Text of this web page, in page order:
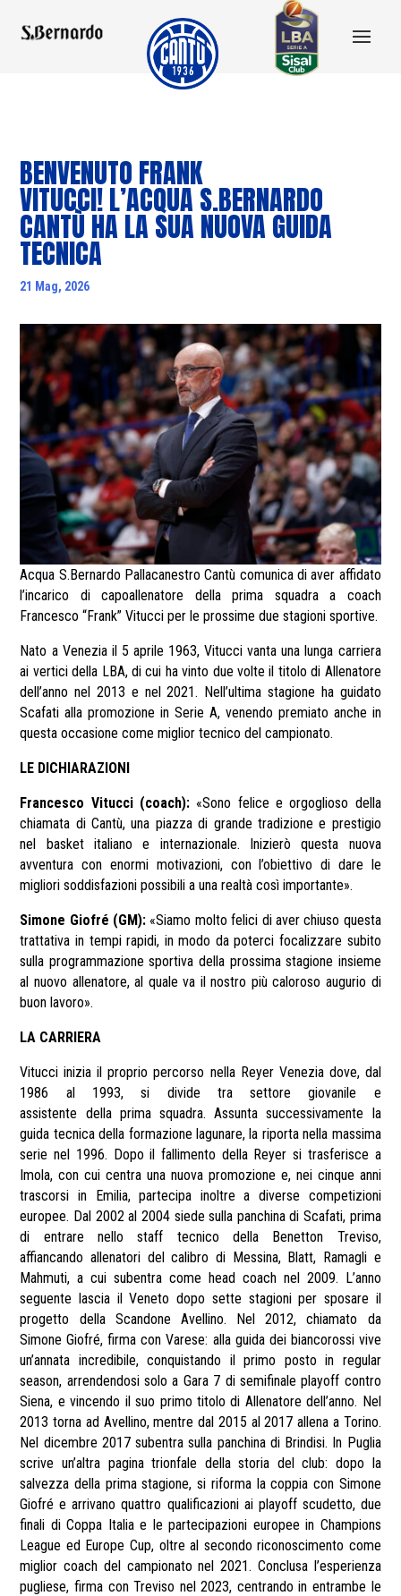
BENVENUTO FRANK
VITUCCI! L’ACQUA S.BERNARDO
CANTÙ HA LA SUA NUOVA GUIDA
TECNICA
21 Mag, 2026
Acqua S.Bernardo Pallacanestro Cantù comunica di aver affidato
l’incarico di capoallenatore della prima squadra a coach
Francesco “Frank” Vitucci per le prossime due stagioni sportive.
Nato a Venezia il 5 aprile 1963, Vitucci vanta una lunga carriera
ai vertici della LBA, di cui ha vinto due volte il titolo di Allenatore
dell’anno nel 2013 e nel 2021. Nell’ultima stagione ha guidato
Scafati alla promozione in Serie A, venendo premiato anche in
questa occasione come miglior tecnico del campionato.
LE DICHIARAZIONI
Francesco Vitucci (coach): «Sono felice e orgoglioso della
chiamata di Cantù, una piazza di grande tradizione e prestigio
nel basket italiano e internazionale. Inizierò questa nuova
avventura con enormi motivazioni, con l’obiettivo di dare le
migliori soddisfazioni possibili a una realtà così importante».
Simone Giofré (GM): «Siamo molto felici di aver chiuso questa
trattativa in tempi rapidi, in modo da poterci focalizzare subito
sulla programmazione sportiva della prossima stagione insieme
al nuovo allenatore, al quale va il nostro più caloroso augurio di
buon lavoro».
LA CARRIERA
Vitucci inizia il proprio percorso nella Reyer Venezia dove, dal
1986 al 1993, si divide tra settore giovanile e
assistente della prima squadra. Assunta successivamente la
guida tecnica della formazione lagunare, la riporta nella massima
serie nel 1996. Dopo il fallimento della Reyer si trasferisce a
Imola, con cui centra una nuova promozione e, nei cinque anni
trascorsi in Emilia, partecipa inoltre a diverse competizioni
europee. Dal 2002 al 2004 siede sulla panchina di Scafati, prima
di entrare nello staff tecnico della Benetton Treviso,
affiancando allenatori del calibro di Messina, Blatt, Ramagli e
Mahmuti, a cui subentra come head coach nel 2009. L’anno
seguente lascia il Veneto dopo sette stagioni per sposare il
progetto della Scandone Avellino. Nel 2012, chiamato da
Simone Giofré, firma con Varese: alla guida dei biancorossi vive
un’annata incredibile, conquistando il primo posto in regular
season, arrendendosi solo a Gara 7 di semifinale playoff contro
Siena, e vincendo il suo primo titolo di Allenatore dell’anno. Nel
2013 torna ad Avellino, mentre dal 2015 al 2017 allena a Torino.
Nel dicembre 2017 subentra sulla panchina di Brindisi. In Puglia
scrive un’altra pagina trionfale della storia del club: dopo la
salvezza della prima stagione, si riforma la coppia con Simone
Giofré e arrivano quattro qualificazioni ai playoff scudetto, due
finali di Coppa Italia e le partecipazioni europee in Champions
League ed Europe Cup, oltre al secondo riconoscimento come
miglior coach del campionato nel 2021. Conclusa l’esperienza
pugliese, firma con Treviso nel 2023, centrando in entrambe le